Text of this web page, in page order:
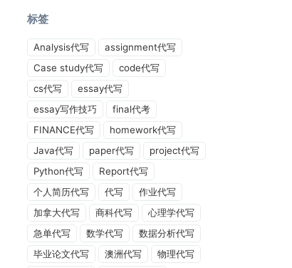
标签
Analysis代写
assignment代写
Case study代写
code代写
cs代写
essay代写
essay写作技巧
final代考
FINANCE代写
homework代写
Java代写
paper代写
project代写
Python代写
Report代写
个人简历代写
代写
作业代写
加拿大代写
商科代写
心理学代写
急单代写
数学代写
数据分析代写
毕业论文代写
澳洲代写
物理代写